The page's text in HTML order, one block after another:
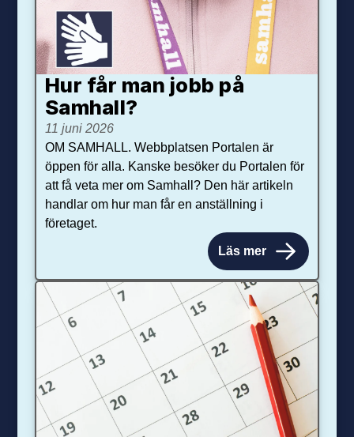
Hur får man jobb på
Samhall?
11 juni 2026
OM SAMHALL. Webbplatsen Portalen är
öppen för alla. Kanske besöker du Portalen för
att få veta mer om Samhall? Den här artikeln
handlar om hur man får en anställning i
företaget.
Läs mer